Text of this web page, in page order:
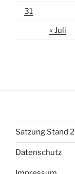
31
« Juli
Satzung Stand
Datenschutz